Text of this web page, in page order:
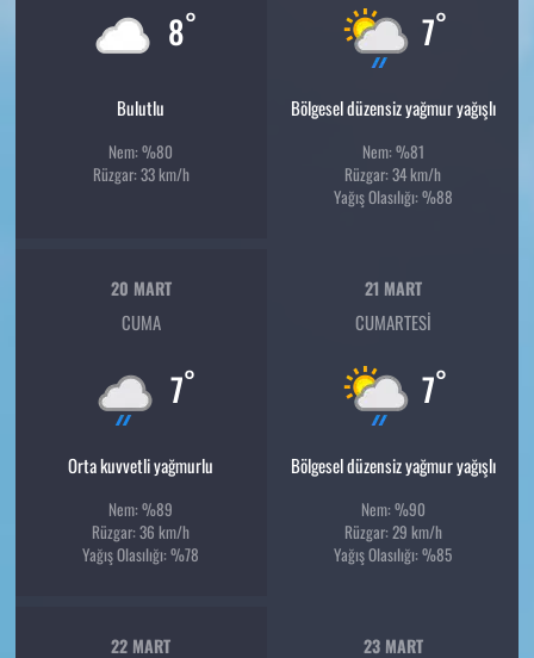
8°
Bulutlu
Nem: %80
Rüzgar: 33 km/h
7°
Bölgesel düzensiz yağmur yağışlı
Nem: %81
Rüzgar: 34 km/h
Yağış Olasılığı: %88
20 MART
CUMA
7°
Orta kuvvetli yağmurlu
Nem: %89
Rüzgar: 36 km/h
Yağış Olasılığı: %78
21 MART
CUMARTESI
7°
Bölgesel düzensiz yağmur yağışlı
Nem: %90
Rüzgar: 29 km/h
Yağış Olasılığı: %85
22 MART 23 MART